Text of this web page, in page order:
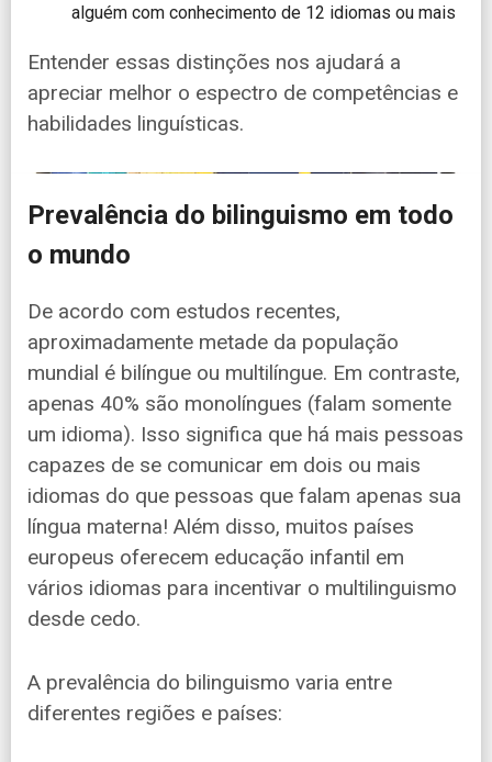
alguém com conhecimento de 12 idiomas ou mais
Entender essas distinções nos ajudará a
apreciar melhor o espectro de competências e
habilidades linguísticas.
Prevalência do bilinguismo em todo
o mundo
De acordo com estudos recentes,
aproximadamente metade da população
mundial é bilíngue ou multilíngue. Em contraste,
apenas 40% são monolíngues (falam somente
um idioma). Isso significa que há mais pessoas
capazes de se comunicar em dois ou mais
idiomas do que pessoas que falam apenas sua
língua materna! Além disso, muitos países
europeus oferecem educação infantil em
vários idiomas para incentivar o multilinguismo
desde cedo.
A prevalência do bilinguismo varia entre
diferentes regiões e países: